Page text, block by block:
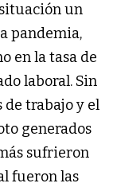
un
pandemia,
en la tasa de
laboral. Sin
de trabajo y el
generados
sufrieron
fueron las